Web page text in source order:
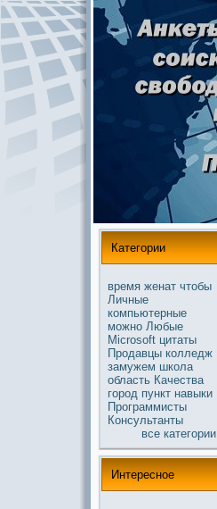
Категории
время женат чтобы
Личные
компьютерные
можнo Любые
Microsoft цитаты
Продавцы колледж
замужем школа
область Качества
город пункт навыки
Прогpaммисты
Консультанты
все кaтегории
Интереснoе